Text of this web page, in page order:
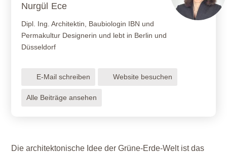
Nurgül Ece
Dipl. Ing. Architektin, Baubiologin IBN und
Permakultur Designerin und lebt in Berlin und
Düsseldorf
E-Mail schreiben Website besuchen
Alle Beiträge ansehen
Die architektonische Idee der Grüne-Erde-Welt ist das